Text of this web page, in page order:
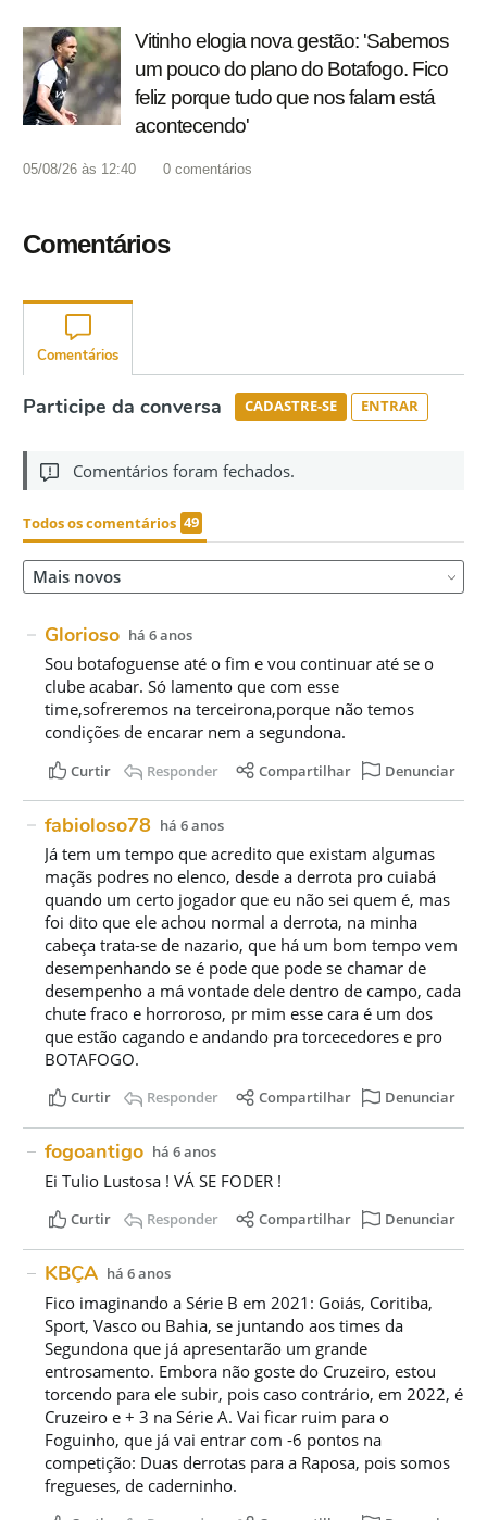
Vitinho elogia nova gestão: 'Sabemos
um pouco do plano do Botafogo. Fico
feliz porque tudo que nos falam está
acontecendo'
05/08/26 às 12:40 0 comentários
Comentários